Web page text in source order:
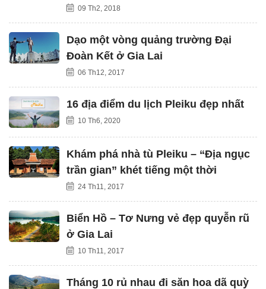
09 Th2, 2018
Dạo một vòng quảng trường Đại
Đoàn Kết ở Gia Lai
06 Th12, 2017
16 địa điểm du lịch Pleiku đẹp nhất
10 Th6, 2020
Khám phá nhà tù Pleiku – “Địa ngục
trần gian” khét tiếng một thời
24 Th11, 2017
Biển Hồ – Tơ Nưng vẻ đẹp quyễn rũ
ở Gia Lai
10 Th11, 2017
Tháng 10 rủ nhau đi săn hoa dã quỳ